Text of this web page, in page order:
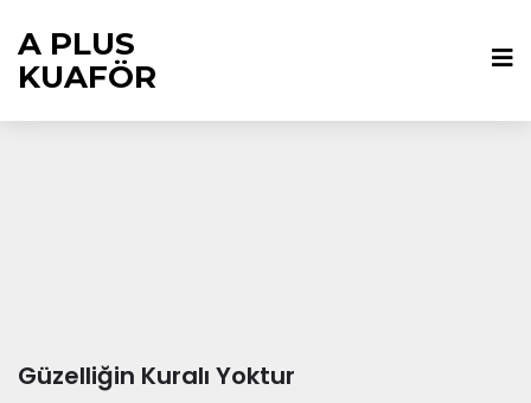
A PLUS
KUAFÖR
Güzelliğin Kuralı Yoktur